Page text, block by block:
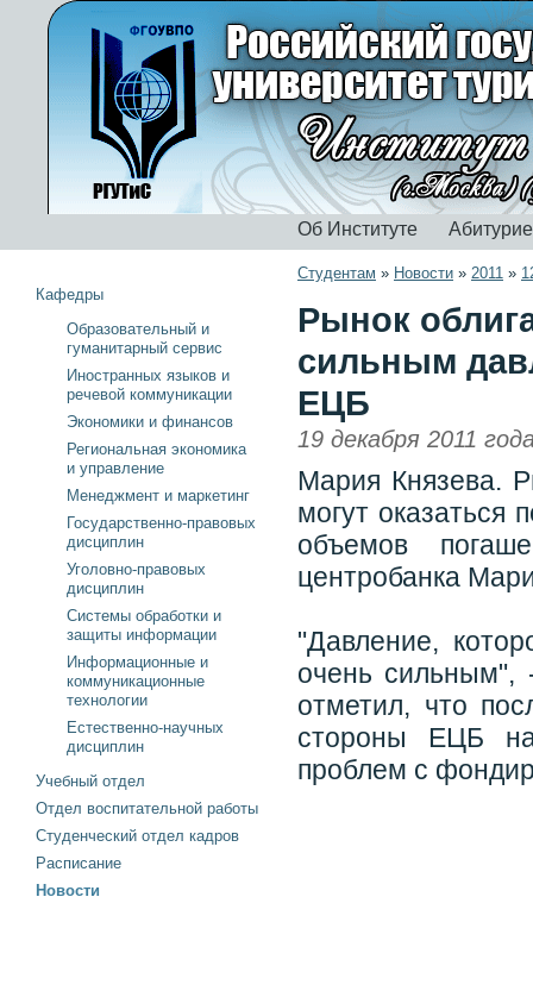
Об Институте
Студентам » Новости » 2011 »
Рынок
сильным
ЕЦБ
19 декабря 2011
Мария Князева.
могут оказаться
объемов
центробанка
"Давление,
очень сильным",
отметил, что
стороны ЕЦБ
проблем с
Кафедры
Образовательный и
гуманитарный сервис
Иностранных языков и
речевой коммуникации
Экономики и финансов
Региональная экономика
и управление
Менеджмент и маркетинг
Государственно-правовых
дисциплин
Уголовно-правовых
дисциплин
Системы обработки и
защиты информации
Информационные и
коммуникационные
технологии
Естественно-научных
дисциплин
Учебный отдел
Отдел воспитательной работы
Студенческий отдел кадров
Расписание
Новости